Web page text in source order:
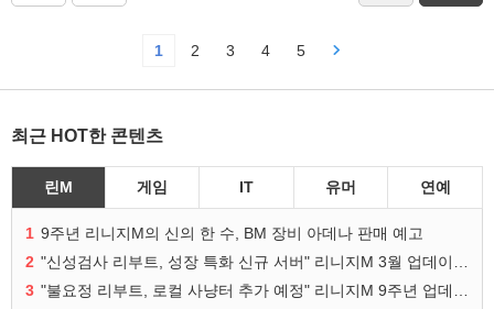
1 2 3 4 5
최근 HOT한 콘텐츠
린M 게임 IT 유머 연예
1 9주년 리니지M의 신의 한 수, BM 장비 아데나 판매 예고
2
"신성검사 리부트, 성장 특화 신규 서버" 리니지M 3월 업데이트 예고
3
"불요정 리부트, 로컬 사냥터 추가 예정" 리니지M 9주년 업데이트 예고